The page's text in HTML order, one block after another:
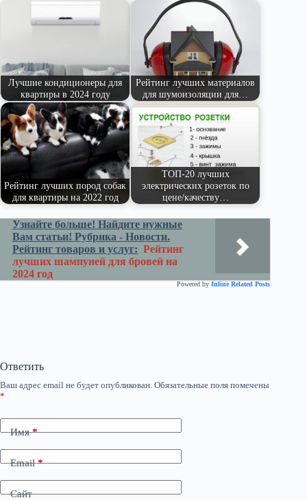
ki
pp
m
r
ви
Лучшие кондиционеры для
квартиры в 2024 году
Рейтинг лучших материалов
для шумоизоляции для…
Рейтинг лучших пород собак
для квартиры на 2022 год
ТОП-20 лучших
электрических розеток по
цене/качеству…
Узнайте больше! Найдите нужные
Вам статьи! Рубрика - Новости.
Рейтинг товаров и услуг: Рейтинг
лучших шампуней для бровей на
2024 год
Powered by Inline Related Posts
Ответить
Ваш адрес email не будет опубликован. Обязательные поля помечены
*
Имя*
Email*
Сайт